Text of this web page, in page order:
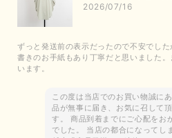
2026/07/16
ずっと発送前の表示だったので不安でし
書きのお手紙もあり丁寧だと思いました
います。
この度は当店でのお買い物誠に
品が無事に届き、お気に召して
す。 商品到着までにご心配をお
でした。 当店の都合になってし